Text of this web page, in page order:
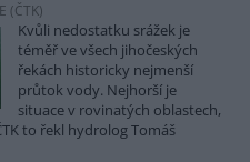
(ČTK)
Kvůli nedostatku srážek je
téměř ve všech jihočeských
řekách historicky nejmenší
průtok vody. Nejhorší je
situace v rovinatých oblastech,
to řekl hydrolog Tomáš